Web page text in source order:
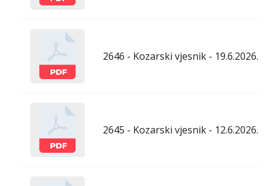
2646 - Kozarski vjesnik - 19.6.2026.
2645 - Kozarski vjesnik - 12.6.2026.